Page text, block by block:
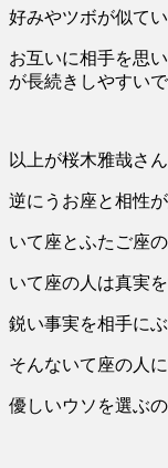
好みやツボが似て
お互いに相手を思
が長続きしやすいで
以上が桜木雅哉さ
逆にうお座と相性
いて座とふたご座の
いて座の人は真実
鋭い事実を相手に
そんないて座の人
優しいウソを選ぶ